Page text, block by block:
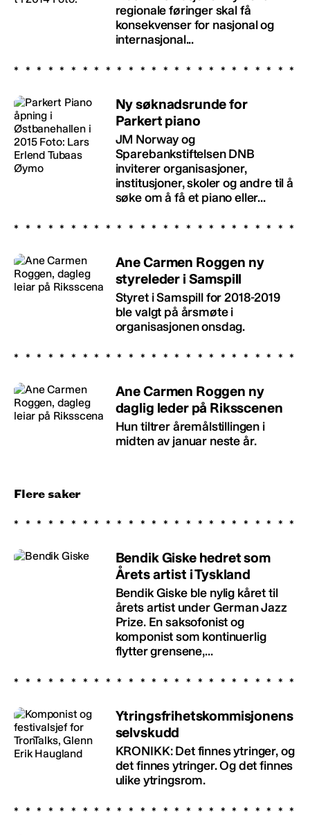
regionale føringer skal få
konsekvenser for nasjonal og
internasjonal...
Ny søknadsrunde for
Parkert piano
JM Norway og
Sparebankstiftelsen DNB
inviterer organisasjoner,
institusjoner, skoler og andre til å
søke om å få et piano eller...
Ane Carmen Roggen ny
styreleder i Samspill
Styret i Samspill for 2018-2019
ble valgt på årsmøte i
organisasjonen onsdag.
Ane Carmen Roggen ny
daglig leder på Riksscenen
Hun tiltrer åremålstillingen i
midten av januar neste år.
Flere saker
Bendik Giske hedret som
Årets artist i Tyskland
Bendik Giske ble nylig kåret til
årets artist under German Jazz
Prize. En saksofonist og
komponist som kontinuerlig
flytter grensene,...
Ytringsfrihetskommisjonens
selvskudd
KRONIKK: Det finnes ytringer, og
det finnes ytringer. Og det finnes
ulike ytringsrom.